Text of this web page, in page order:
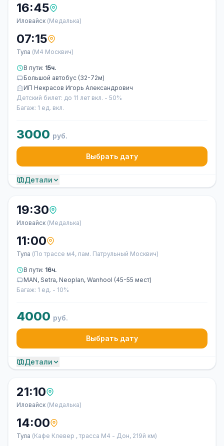
16:45
Иловайск (Медалька)
07:15
Тула (М4 Москвич)
В пути: 15ч.
Большой автобус (32-72м)
ИП Некрасов Игорь Александрович
Детский билет: до 11 лет вкл. - 50%
Багаж: 1 ед. вкл.
3000 руб.
Выбрать дату
Детали
19:30
Иловайск (Медалька)
11:00
Тула (По трассе м4, пам. Патрульный Москвич)
В пути: 16ч.
MAN, Setra, Neoplan, Wanhool (45-55 мест)
Багаж: 1 ед. - 10%
4000 руб.
Выбрать дату
Детали
21:10
Иловайск (Медалька)
14:00
Тула (Кафе Клевер , трасса М4 - Дон, 219й км)